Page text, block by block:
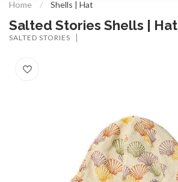
Home / Shells | Hat
Salted Stories Shells | Hat
SALTED STORIES